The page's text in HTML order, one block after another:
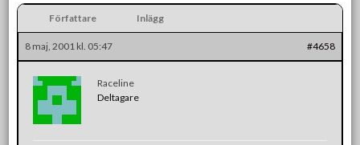
Författare Inlägg
8 maj, 2001 kl. 05:47 #4658
Raceline
Deltagare